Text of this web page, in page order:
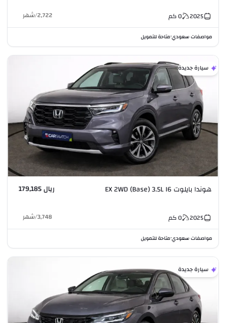
2025
0كم 2,722
/شهر
مواصفات سعودي•متاحة للتمويل
سيارة جديدة
هوندا بايلوت EX 2WD (Base) 3.5L I6 ريال 179,185
2025
0كم 3,748
/شهر
مواصفات سعودي•متاحة للتمويل
سيارة جديدة